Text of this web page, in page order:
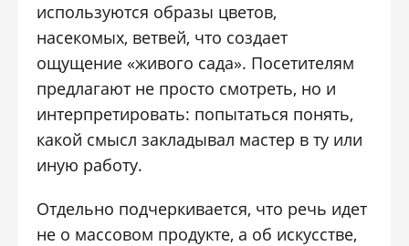
используются образы цветов,
насекомых, ветвей, что создает
ощущение «живого сада». Посетителям
предлагают не просто смотреть, но и
интерпретировать: попытаться понять,
какой смысл закладывал мастер в ту или
иную работу.
Отдельно подчеркивается, что речь идет
не о массовом продукте, а об искусстве,